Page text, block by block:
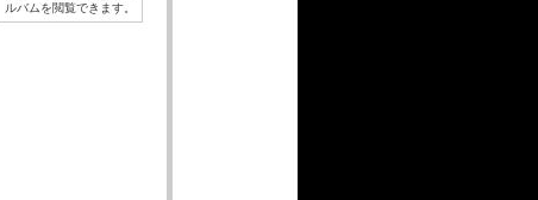
ルバムを閲覧できます。